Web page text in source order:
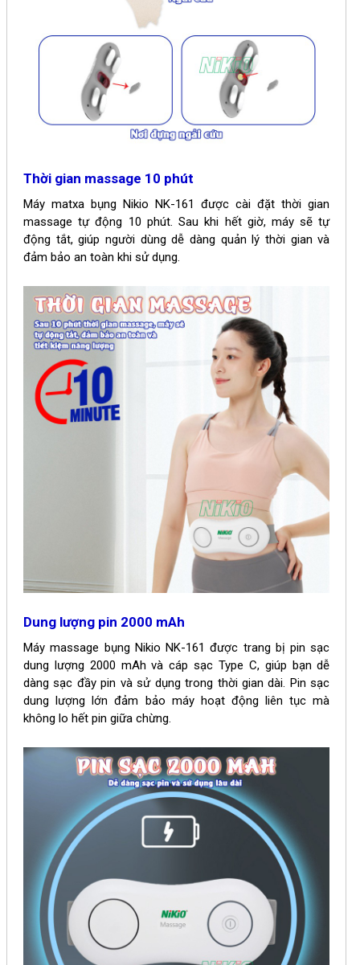
Thời gian massage 10 phút
Máy matxa bụng Nikio NK-161
được cài đặt thời gian
massage tự động 10 phút. Sau khi hết giờ, máy sẽ tự
động tắt, giúp người dùng dễ dàng quản lý thời gian và
đảm bảo an toàn khi sử dụng.
Dung lượng pin 2000 mAh
Máy massage bụng Nikio NK-161được trang bị pin sạc
dung lượng 2000 mAh và cáp sạc Type C, giúp bạn dễ
dàng sạc đầy pin và sử dụng trong thời gian dài. Pin sạc
dung lượng lớn đảm bảo máy hoạt động liên tục mà
không lo hết pin giữa chừng.